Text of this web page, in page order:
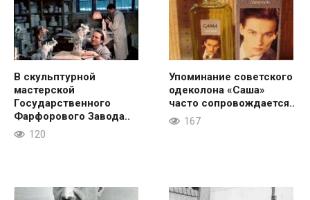
В скульптурной
мастерской
Государственного
Фарфорового Завода..
120
Упоминание советского
одеколона «Саша»
часто сопровождается..
167